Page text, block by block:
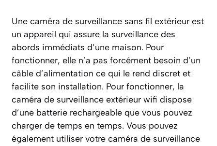
Une caméra de surveillance sans fil extérieur est
un appareil qui assure la surveillance des
abords immédiats d’une maison. Pour
fonctionner, elle n’a pas forcément besoin d’un
câble d’alimentation ce qui le rend discret et
facilite son installation. Pour fonctionner, la
caméra de surveillance extérieur wifi dispose
d’une batterie rechargeable que vous pouvez
charger de temps en temps. Vous pouvez
également utiliser votre caméra de surveillance